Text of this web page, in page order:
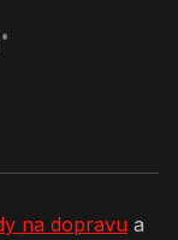
na dopravu a